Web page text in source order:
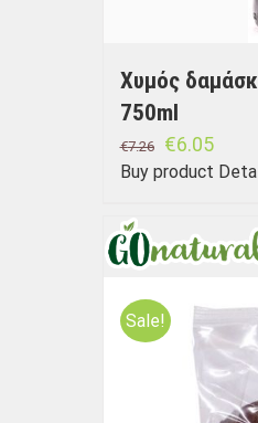
Χυμός
750ml
€7.26 €6.05
Buy product
Sale!